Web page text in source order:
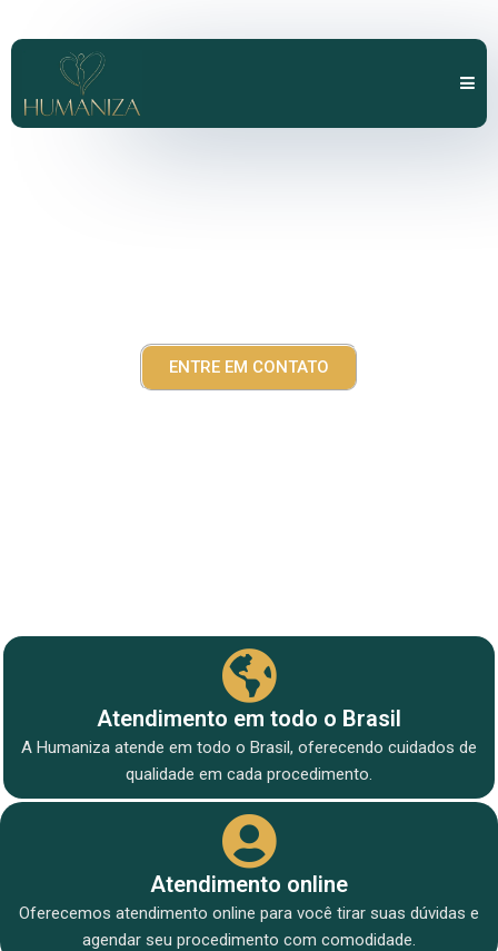
ENTRE EM CONTATO
Atendimento em todo o Brasil
A Humaniza atende em todo o Brasil, oferecendo cuidados de
qualidade em cada procedimento.
Atendimento online
Oferecemos atendimento online para você tirar suas dúvidas e
agendar seu procedimento com comodidade.